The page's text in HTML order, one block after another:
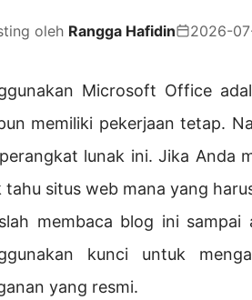
oleh Rangga Hafidin 2026-
Microsoft Office
memiliki pekerjaan tetap.
lunak ini. Jika Anda
tahu situs web mana yang
membaca blog ini
kunci untuk
yang resmi.